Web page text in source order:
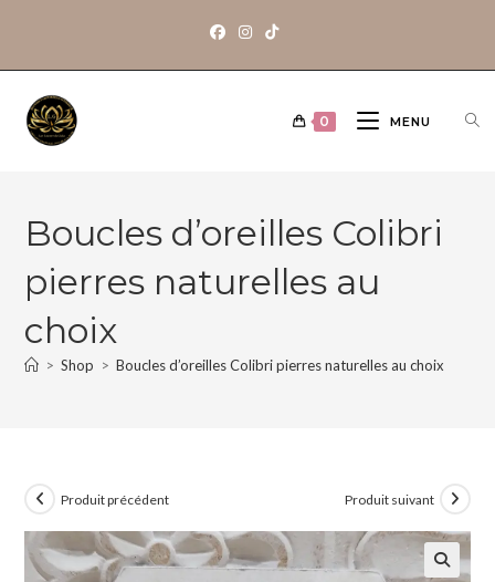
0 MENU
Boucles d’oreilles Colibri
pierres naturelles au
choix
> Shop > Boucles d’oreilles Colibri pierres naturelles au choix
Produit précédent Produit suivant